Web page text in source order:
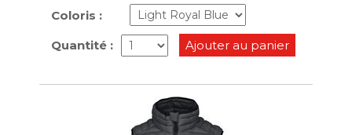
Coloris :
Quantité : Ajouter au panier